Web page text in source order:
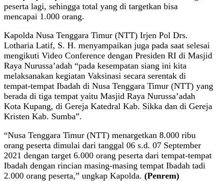
peserta lagi, sehingga total yang di targetkan bisa
mencapai 1.000 orang.
Kapolda Nusa Tenggara Timur (NTT) Irjen Pol Drs.
Lotharia Latif, S. H. menyampaikan juga pada saat selesai
mengikuti Video Conference dengan Presiden RI di Masjid
Raya Nurussa’adah “pada kesempatan siang ini kita
melaksanakan kegiatan Vaksinasi secara serentak di
tempat-tempat Ibadah di Nusa Tenggara Timur (NTT) yang
berada di tiga tempat yaitu Masjid Raya Nurussa’adah
Kota Kupang, di Gereja Katedral Kab. Sikka dan di Gereja
Kristen Kab. Sumba”.
“Nusa Tenggara Timur (NTT) menargetkan 8.000 ribu
orang peserta dimulai dari tanggal 06 s.d. 07 September
2021 dengan target 6.000 orang peserta dari tempat-tempat
Ibadah dengan rincian masing-masing tempat Ibadah tadi
2.000 orang peserta,” ungkap Kapolda. (Penrem)